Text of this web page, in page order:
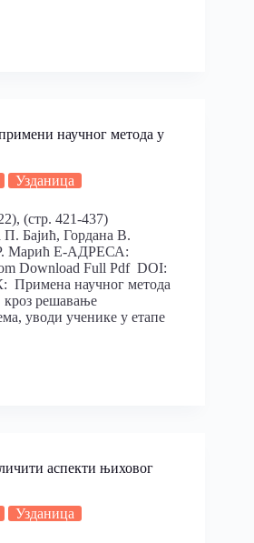
научног метода у
Узданица
(стр. 421-437)
Бајић, Гордана B.
Марић Е-АДРЕСА:
Download Full Pdf DOI:
научног метода
кроз решавање
уводи ученике у етапе
аспекти њиховог
Узданица